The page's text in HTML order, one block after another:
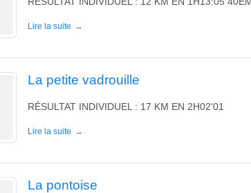
Lire la suite
La petite vadrouille
RÉSULTAT INDIVIDUEL : 17 KM EN 2H02'01
Lire la suite
La pontoise